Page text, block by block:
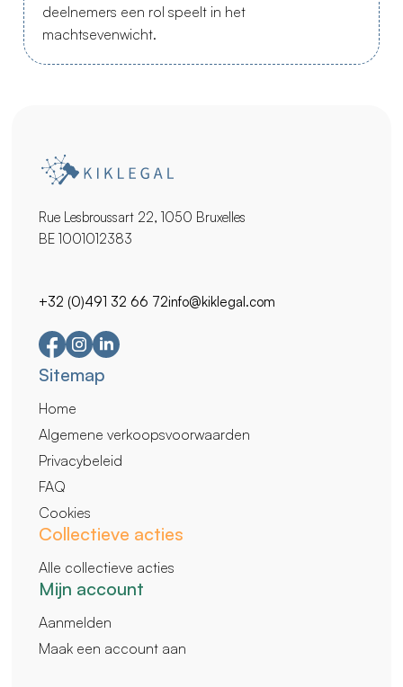
deelnemers een rol speelt in het
machtsevenwicht.
Rue Lesbroussart 22, 1050 Bruxelles
BE 1001012383
+32 (0)491 32 66 72info@kiklegal.com
Secundaire
navigatie
Sitemap
Home
Algemene verkoopsvoorwaarden
Privacybeleid
FAQ
Cookies
Collectieve acties
Alle collectieve acties
Mijn account
Aanmelden
Maak een account aan